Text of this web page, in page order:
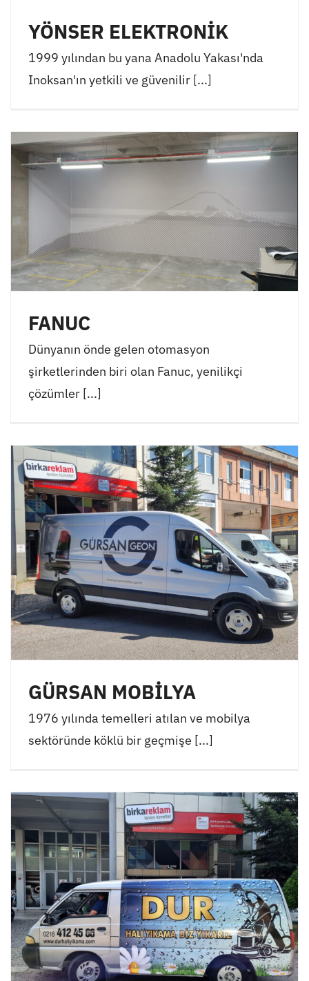
YÖNSER ELEKTRONİK
1999 yılından bu yana Anadolu Yakası'nda
Inoksan'ın yetkili ve güvenilir [...]
FANUC
Dünyanın önde gelen otomasyon
şirketlerinden biri olan Fanuc, yenilikçi
çözümler [...]
GÜRSAN MOBİLYA
1976 yılında temelleri atılan ve mobilya
sektöründe köklü bir geçmişe [...]